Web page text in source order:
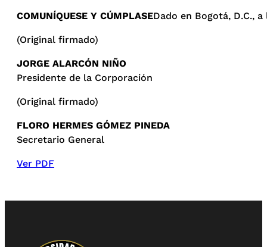
COMUNÍQUESE Y CÚMPLASEDado en Bogotá, D.C.,
(Original firmado)
JORGE ALARCÓN NIÑO
Presidente de la Corporación
(Original firmado)
FLORO HERMES GÓMEZ PINEDA
Secretario General
Ver PDF